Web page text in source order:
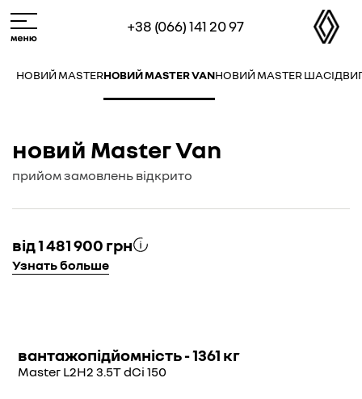
to
main
+38 (066) 141 20 97
НОВИЙ MASTERНОВИЙ MASTER VANНОВИЙ MASTER ШАСІ
новий Master Van
прийом замовлень відкрито
від 1 481 900 грн
Узнать больше
вантажопідйомність - 1361 кг
Master L2H2 3.5T dCi 150